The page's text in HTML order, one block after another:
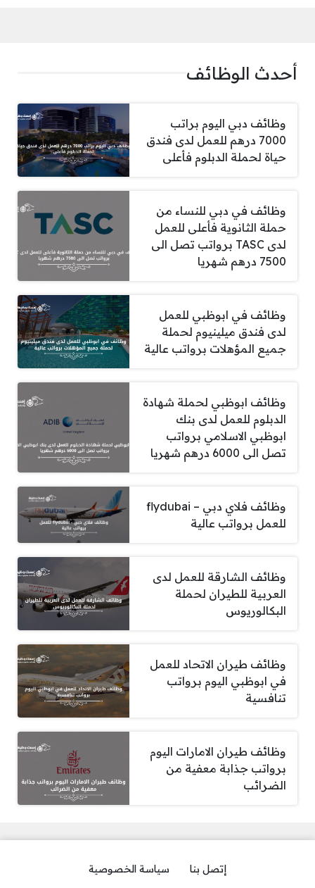
أحدث الوظائف
وظائف دبي اليوم براتب
7000 درهم للعمل لدى فندق
حياة لحملة الدبلوم فأعلى
وظائف في دبي للنساء من
حملة الثانوية فأعلى للعمل
لدى TASC برواتب تصل الى
7500 درهم شهريا
وظائف في ابوظبي للعمل
لدى فندق ميلينيوم لحملة
جميع المؤهلات برواتب عالية
وظائف ابوظبي لحملة شهادة
الدبلوم للعمل لدى بنك
ابوظبي الاسلامي برواتب
تصل الى 6000 درهم شهريا
وظائف فلاي دبي – flydubai
للعمل برواتب عالية
وظائف الشارقة للعمل لدى
العربية للطيران لحملة
البكالوريوس
وظائف طيران الاتحاد للعمل
في ابوظبي اليوم برواتب
تنافسية
وظائف طيران الامارات اليوم
برواتب جذابة معفية من
الضرائب
إتصل بنا
سياسة الخصوصية